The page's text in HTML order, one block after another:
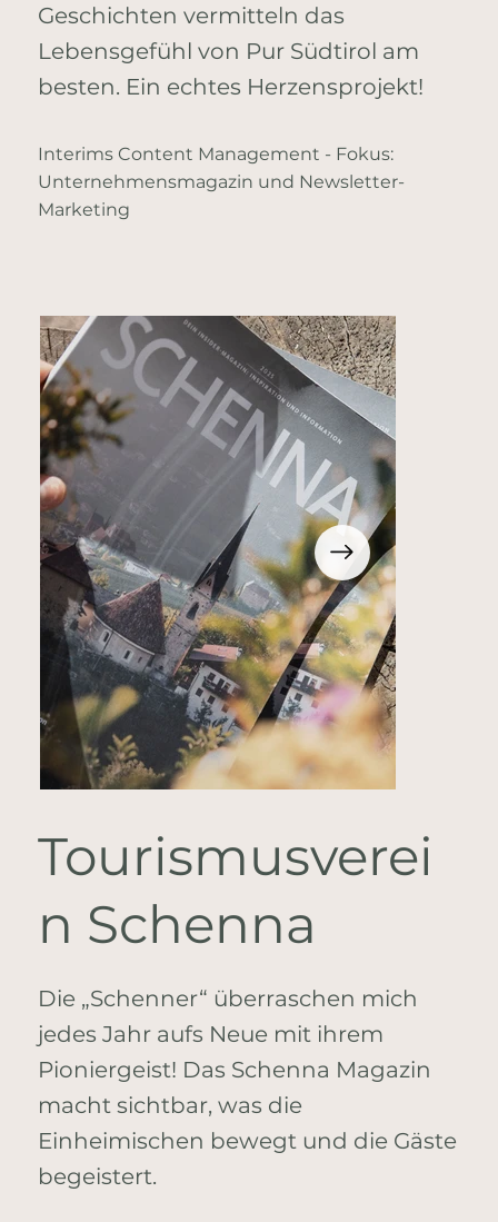
Geschichten vermitteln das
Lebensgefühl von Pur Südtirol am
besten. Ein echtes Herzensprojekt!
Interims Content Management - Fokus:
Unternehmensmagazin und Newsletter-
Marketing
Tourismusverei
n Schenna
Die „Schenner“ überraschen mich
jedes Jahr aufs Neue mit ihrem
Pioniergeist! Das Schenna Magazin
macht sichtbar, was die
Einheimischen bewegt und die Gäste
begeistert.